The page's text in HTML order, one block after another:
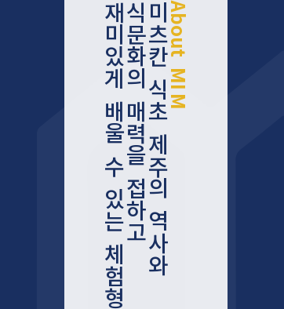
A
b
o
u
t
M
I
M
미
츠
칸
식
초
제
주
의
역
사
와
식
문
화
의
매
력
을
접
하
고
재
미
있
게
배
울
수
있
는
체
험
형